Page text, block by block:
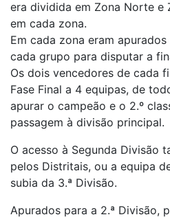
era dividida em Zona Norte e
em cada zona.
Em cada zona eram
cada grupo para disputar a
Os dois vencedores de cada
Fase Final a 4 equipas, de
apurar o campeão e o 2.º
passagem à divisão principal.
O acesso à Segunda Divisão
pelos Distritais, ou a equipa
subia da 3.ª Divisão.
Apurados para a 2.ª Divisão,